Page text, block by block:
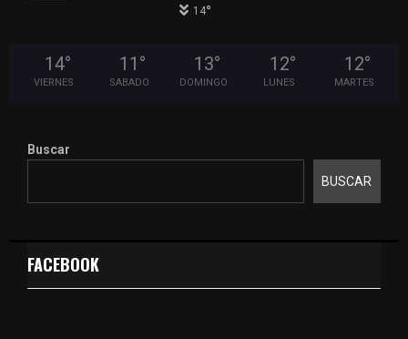
14°
14°
VIERNES
11 °
SABADO
13°
DOMINGO
12°
LUNES
12°
MARTES
Buscar
BUSCAR
FACEBOOK